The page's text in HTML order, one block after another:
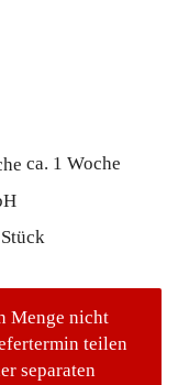
ca. 1 Woche
Menge nicht
teilen
separaten